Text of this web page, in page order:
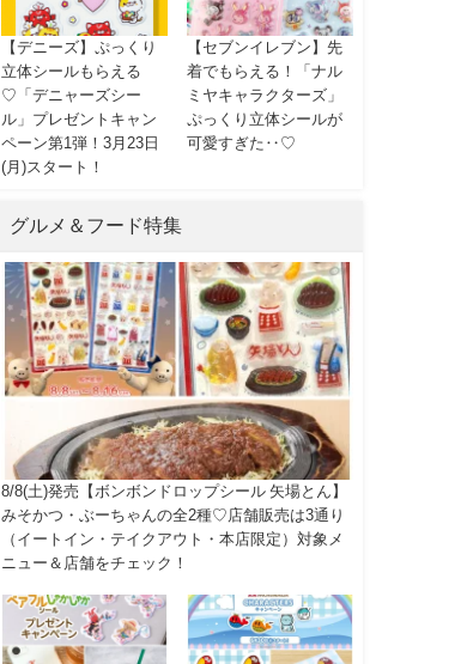
【デニーズ】ぷっくり
立体シールもらえる
♡「デニャーズシー
ル」プレゼントキャン
ペーン第1弾！3月23日
(月)スタート！
【セブンイレブン】先
着でもらえる！「ナル
ミヤキャラクターズ」
ぷっくり立体シールが
可愛すぎた‥♡
グルメ＆フード特集
8/8(土)発売【ボンボンドロップシール 矢場とん】
みそかつ・ぶーちゃんの全2種♡店舗販売は3通り
（イートイン・テイクアウト・本店限定）対象メ
ニュー＆店舗をチェック！